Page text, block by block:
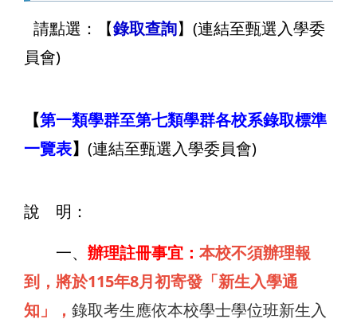
請點選：【錄取查詢】(連結至甄選入學委
員會)
【第一類學群至第七類學群各校系錄取標準
一覽表】 (連結至甄選入學委員會)
說 明：
一、 辦理註冊事宜： 本校不須辦理報
到，將於115年8月初寄發「新生入學通
知」， 錄取考生應依本校學士學位班新生入